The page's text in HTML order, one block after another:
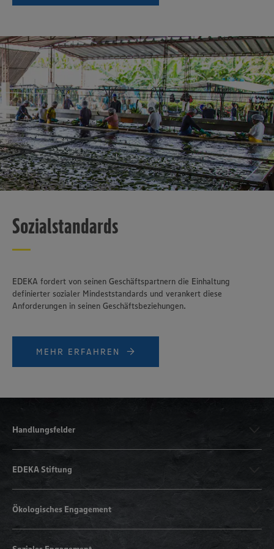
Sozialstandards
EDEKA fordert von seinen Geschäftspartnern die Einhaltung
definierter sozialer Mindeststandards und verankert diese
Anforderungen in seinen Geschäftsbeziehungen.
MEHR ERFAHREN
Handlungsfelder
EDEKA Stiftung
Ökologisches Engagement